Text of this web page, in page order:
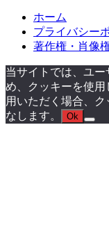
ホーム
プライバシー
著作権・肖像
当サイトでは、ユ
め、クッキーを使用
用いただく場合、
なします。
Ok